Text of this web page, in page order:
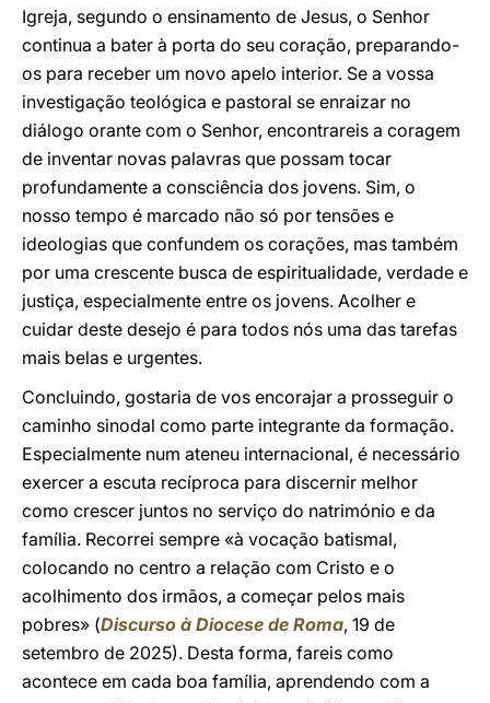
Igreja, segundo o ensinamento de Jesus, o Senhor
continua a bater à porta do seu coração, preparando-
os para receber um novo apelo interior. Se a vossa
investigação teológica e pastoral se enraizar no
diálogo orante com o Senhor, encontrareis a coragem
de inventar novas palavras que possam tocar
profundamente a consciência dos jovens. Sim, o
nosso tempo é marcado não só por tensões e
ideologias que confundem os corações, mas também
por uma crescente busca de espiritualidade, verdade e
justiça, especialmente entre os jovens. Acolher e
cuidar deste desejo é para todos nós uma das tarefas
mais belas e urgentes.
Concluindo, gostaria de vos encorajar a prosseguir o
caminho sinodal como parte integrante da formação.
Especialmente num ateneu internacional, é necessário
exercer a escuta recíproca para discernir melhor
como crescer juntos no serviço do natrimónio e da
família. Recorrei sempre «à vocação batismal,
colocando no centro a relação com Cristo e o
acolhimento dos irmãos, a começar pelos mais
pobres» (Discurso à Diocese de Roma, 19 de
setembro de 2025). Desta forma, fareis como
acontece em cada boa família, aprendendo com a